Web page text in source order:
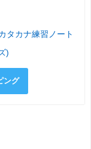
タカナ練習ノート
)
ング